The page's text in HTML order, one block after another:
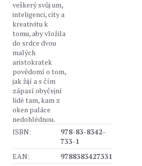
veškerý svůj um,
inteligenci, city a
kreativitu k
tomu, aby vložila
do srdce dvou
malých
aristokratek
povědomí o tom,
jak žijí a s čím
zápasí obyčejní
lidé tam, kam z
oken paláce
nedohlédnou.
ISBN:
978-83-8342-
733-1
EAN:
9788383427331